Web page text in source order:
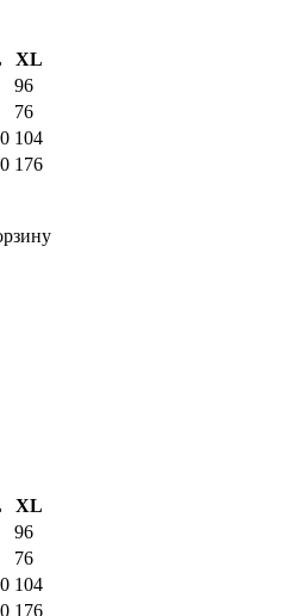
XL
96
76
104
176
XL
96
76
104
176